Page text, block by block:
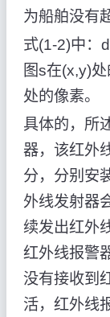
为船舶没有
式(1-2)中：
图s在(x,y)
处的像素。
具体的，所
器，该红外
分，分别安
外线发射器
续发出红外
红外线报警
没有接收到
活，红外线